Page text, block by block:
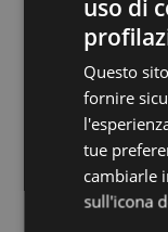
Descrizione
Magnete -
Materiale:
Informazioni
Vuoi
utilizzando
uso di
Questo
fornire
tue
cambiarle
sull'icona